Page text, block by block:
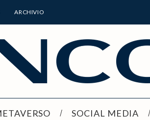
ARCHIVIO
SOCIAL MEDIA